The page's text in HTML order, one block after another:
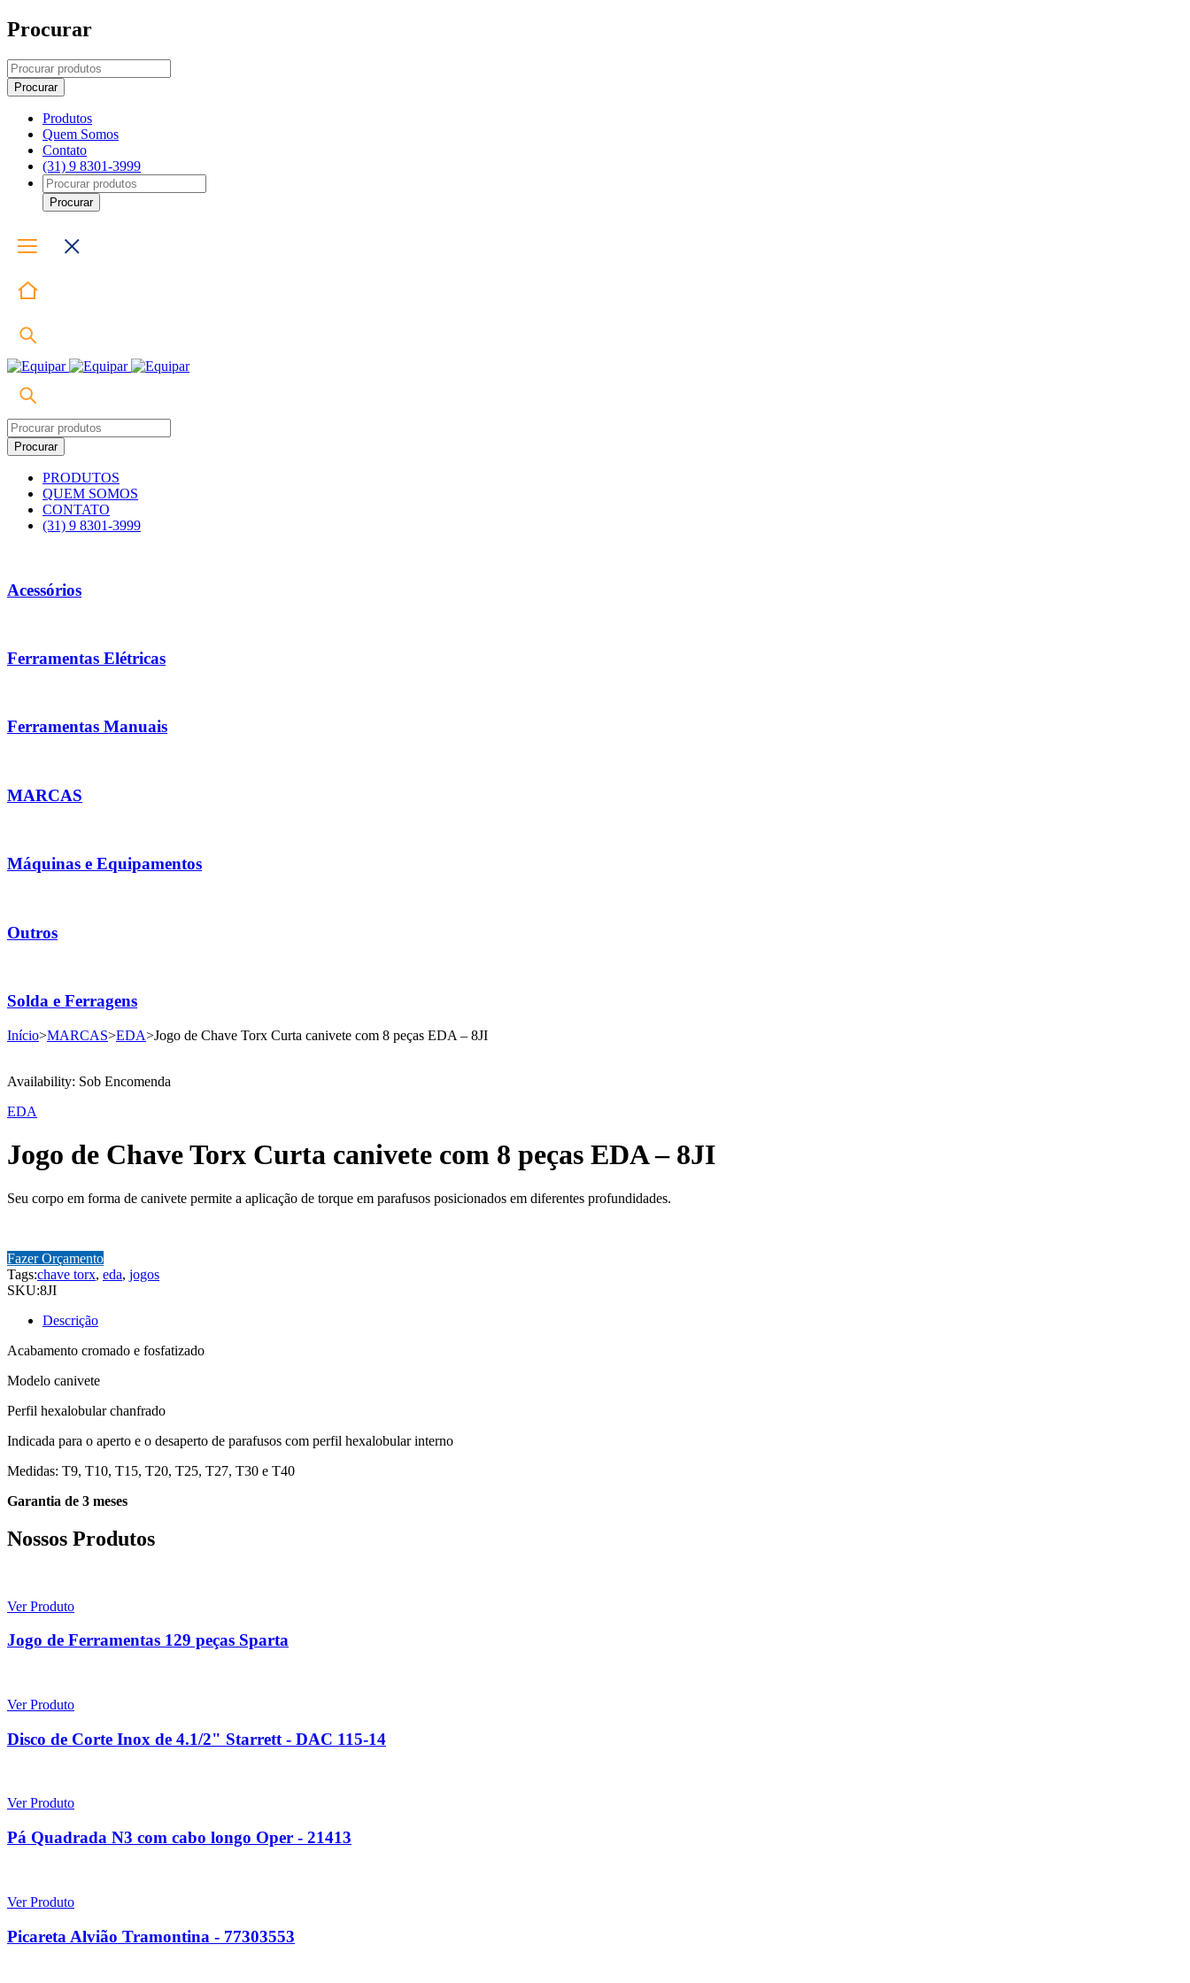
Procurar
Produtos
Quem Somos
Contato
(31) 9 8301-3999
PRODUTOS
QUEM SOMOS
CONTATO
(31) 9 8301-3999
Acessórios
Ferramentas Elétricas
Ferramentas Manuais
MARCAS
Máquinas e Equipamentos
Outros
Solda e Ferragens
Início>MARCAS>EDA>Jogo de Chave Torx Curta canivete com 8 peças EDA – 8JI
Availability: Sob Encomenda
EDA
Jogo de Chave Torx Curta canivete com 8 peças EDA – 8JI
Seu corpo em forma de canivete permite a aplicação de torque em parafusos posicionados em diferentes profundidades.
Fazer Orçamento
Tags:chave torx, eda, jogos
SKU:8JI
Descrição
Acabamento cromado e fosfatizado
Modelo canivete
Perfil hexalobular chanfrado
Indicada para o aperto e o desaperto de parafusos com perfil hexalobular interno
Medidas: T9, T10, T15, T20, T25, T27, T30 e T40
Garantia de 3 meses
Nossos Produtos
Ver Produto
Jogo de Ferramentas 129 peças Sparta
Ver Produto
Disco de Corte Inox de 4.1/2" Starrett - DAC 115-14
Ver Produto
Pá Quadrada N3 com cabo longo Oper - 21413
Ver Produto
Picareta Alvião Tramontina - 77303553